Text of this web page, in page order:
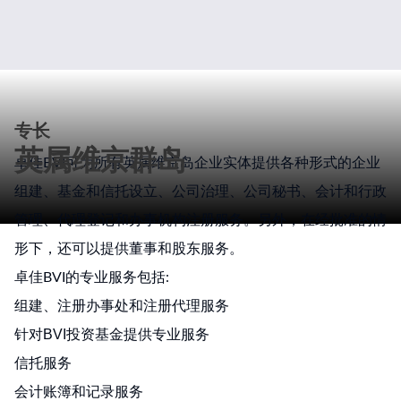
英属维京群岛
专长
卓佳BVI可为所有英属维京岛企业实体提供各种形式的企业
组建、基金和信托设立、公司治理、公司秘书、会计和行政
管理、代理登记和办事机构注册服务。另外，在经批准的情
形下，还可以提供董事和股东服务。
卓佳BVI的专业服务包括:
组建、注册办事处和注册代理服务
针对BVI投资基金提供专业服务
信托服务
会计账簿和记录服务